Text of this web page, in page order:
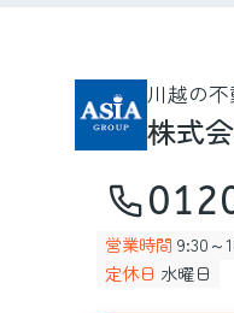
川越の
株式
営業時間 9:30～
定休日 水曜日